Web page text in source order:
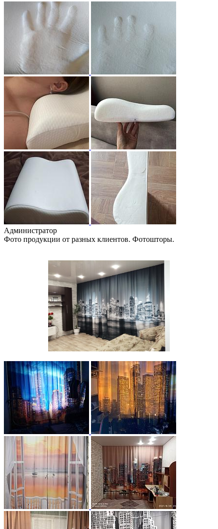
Администратор
Фото продукции от разных клиентов. Фотошторы.